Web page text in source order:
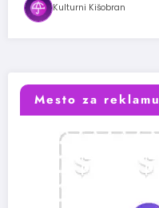
Kulturni Kišobran
Mesto za reklamu